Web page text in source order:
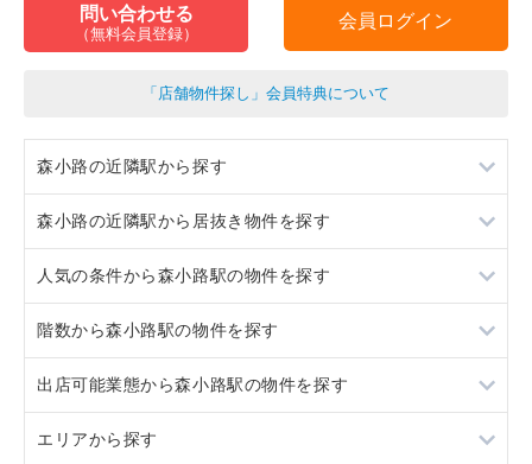
問い合わせる
（無料会員登録）
会員ログイン
「店舗物件探し」会員特典について
森小路の近隣駅から探す
関目
千林
野江
滝井
森小路の近隣駅から居抜き物件を探す
関目
千林
野江
滝井
人気の条件から森小路駅の物件を探す
スケルトン
ロードサイド物件
看板取り付け可
階数から森小路駅の物件を探す
2階
出店可能業態から森小路駅の物件を探す
重飲食
エリアから探す